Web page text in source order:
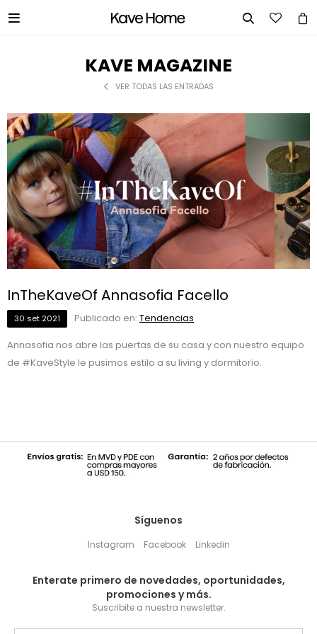
 
KAVE MAGAZINE
VER TODAS LAS ENTRADAS
InTheKaveOf Annasofia Facello
30 set 2021 Publicado en: Tendencias
Annasofia nos abre las puertas de su casa y con nuestro equipo
de #KaveStyle le pusimos estilo a su living y dormitorio.
Síguenos
Instagram Facebook Linkedin
Enterate primero de novedades, oportunidades,
promociones y más.
Suscribite a nuestra newsletter.